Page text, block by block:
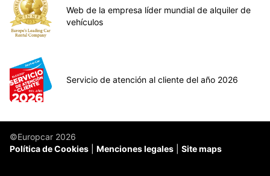
Web de la empresa líder mundial de alquiler de
vehículos
Servicio de atención al cliente del año 2026
©Europcar 2026
Política de Cookies
Menciones legales Site maps